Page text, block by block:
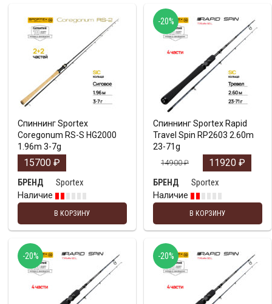
Спиннинг Sportex
Coregonum RS-S HG2000
1.96m 3-7g
15700 ₽
БРЕНД
Sportex
Наличие
В КОРЗИНУ
Спиннинг Sportex Rapid
Travel Spin RP2603 2.60m
23-71g
14900₽ 11920 ₽
БРЕНД
Sportex
Наличие
В КОРЗИНУ
-20%
-20% -20%